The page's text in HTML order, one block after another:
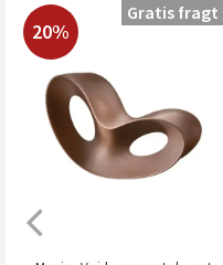
20%
Gratis fragt